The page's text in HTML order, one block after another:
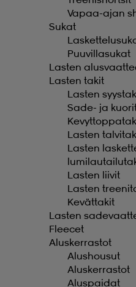
Vapaa-ajan
Sukat
Puuvillasukat
Lasten
Lasten takit
Lasten
Sade- ja
Lasten
Lasten
Lasten liivit
Lasten
Kevättakit
Lasten
Fleecet
Aluskerrastot
Alushousut
Aluskerrastot
Aluspaidat